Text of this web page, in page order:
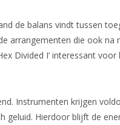
de balans vindt tussen
arrangementen die ook na
Divided I’ interessant
Instrumenten krijgen
geluid. Hierdoor blijft de